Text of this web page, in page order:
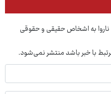
به اشخاص حقیقی و حقوقی
با خبر باشد منتشر نمی‌شود.